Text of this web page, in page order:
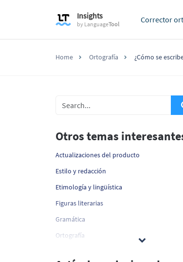
Insights
by LanguageTool Corrector
Home Ortografía ¿Cómo se
Otros temas
Actualizaciones del producto
Estilo y redacción
Etimología y lingüística
Figuras literarias
Gramática
Ortografía